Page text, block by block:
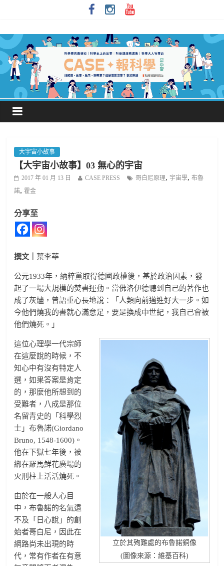
大宇宙小故事
【大宇宙小故事】03 無心的宇宙
2017 年 01 月 13 日 CASE PRESS 哥白尼原理, 宇宙學,布魯
諾, 霍金
分享至
撰文｜葉李華
公元1933年，納粹黨取得德國政權後，基於政治因素，發
起了一場大規模的焚書運動。當佛洛伊德聽到自己的著作也
成了灰燼，曾語重心長地說：「人類向前邁進好大一步。如
今他們燒我的書就心滿意足，要是換成中世紀，我自己會被
他們燒死。」
立於其殉難處的布魯諾銅像
(圖像來源：維基百科)
這位心理學一代宗師
在這麼說的時候，不
知心中有沒有特定人
選，如果答案是肯定
的，那麼他所想到的
受難者，八成是那位
名留青史的「科學烈
士」布魯諾(Giordano
Bruno, 1548-1600)。
他在下獄七年後，被
綁在羅馬鮮花廣場的
火刑柱上活活燒死。
由於在一般人心目
中，布魯諾的名氣遠
不及「日心說」的創
始者哥白尼，因此在
網路尚未出現的時
代，常有作者在有意